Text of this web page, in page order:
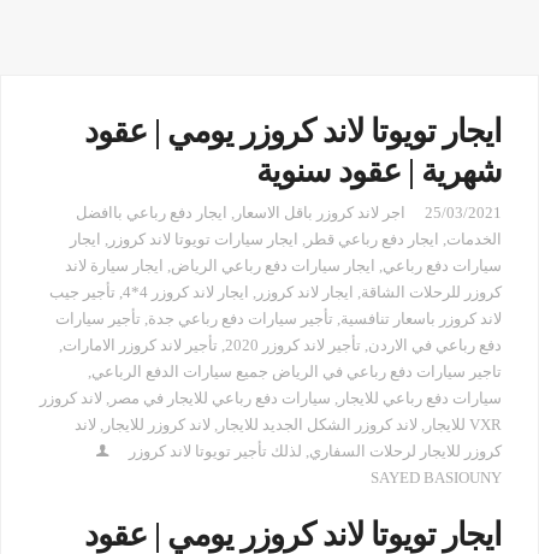
ايجار تويوتا لاند كروزر يومي | عقود
شهرية | عقود سنوية
25/03/2021 اجر لاند كروزر باقل الاسعار , ايجار دفع رباعي باافضل
الخدمات, ايجار دفع رباعي قطر , ايجار سيارات تويوتا لاند كروزر , ايجار
سيارات دفع رباعي, ايجار سيارات دفع رباعي الرياض, ايجار سيارة لاند
كروزر للرحلات الشاقة, ايجار لاند كروزر , ايجار لاند كروزر 4*4 , تأجير جيب
لاند كروزر باسعار تنافسية, تأجير سيارات دفع رباعي جدة, تأجير سيارات
دفع رباعي في الاردن, تأجير لاند كروزر 2020 , تأجير لاند كروزر الامارات,
تاجير سيارات دفع رباعي في الرياض جميع سيارات الدفع الرباعي,
سيارات دفع رباعي للايجار , سيارات دفع رباعي للايجار في مصر , لاند كروزر
VXR للايجار
, لاند كروزر الشكل الجديد للايجار , لاند كروزر للايجار , لاند
كروزر للايجار لرحلات السفاري, لذلك تأجير تويوتا لاند كروزر
SAYED BASIOUNY
ايجار تويوتا لاند كروزر يومي | عقود